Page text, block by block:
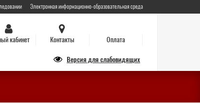
Электронная информационно-образовательная среда
кабинет Контакты Оплата
Версия для слабовидящих